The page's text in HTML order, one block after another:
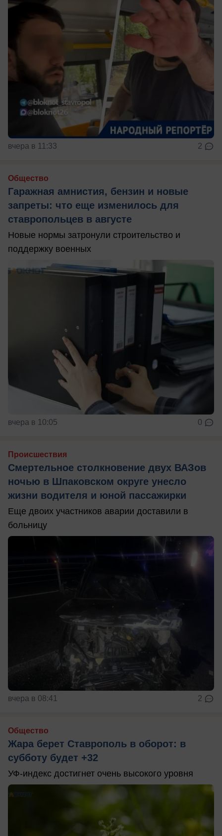
вчера в 11:33 2
Общество
Гаражная амнистия, бензин и новые
запреты: что еще изменилось для
ставропольцев в августе
Новые нормы затронули строительство и
поддержку военных
вчера в 10:05 0
Происшествия
Смертельное столкновение двух ВАЗов
ночью в Шпаковском округе унесло
жизни водителя и юной пассажирки
Еще двоих участников аварии доставили в
больницу
вчера в 08:41 2
Общество
Жара берет Ставрополь в оборот: в
субботу будет +32
УФ-индекс достигнет очень высокого уровня